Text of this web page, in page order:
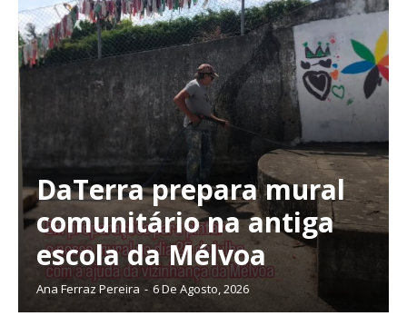
Planos de Assinatura
Faça-se assinante do Região de Cister e ajude-nos a manter este serviço
público!
Sendo assinante terá acesso a todos os conteúdos exclusivos e versões
DaTerra prepara mural
comunitário na antiga
escola da Mélvoa
Ana Ferraz Pereira - 6 De Agosto, 2026